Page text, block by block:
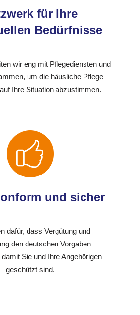
für Ihre
Bedürfnisse
wir eng mit Pflegediensten und
um die häusliche Pflege
Ihre Situation abzustimmen.
und sicher
dafür, dass Vergütung und
den deutschen Vorgaben
Sie und Ihre Angehörigen
geschützt sind.